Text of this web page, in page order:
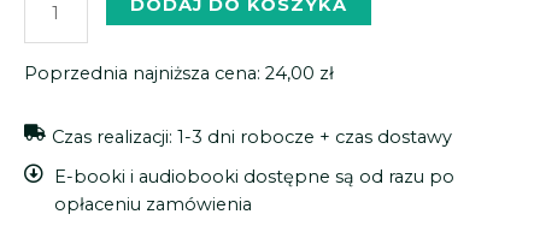
DODAJ DO KOSZYKA
Poprzednia najniższa cena: 24,00 zł
Czas realizacji: 1-3 dni robocze + czas dostawy
E-booki i audiobooki dostępne są od razu po
opłaceniu zamówienia